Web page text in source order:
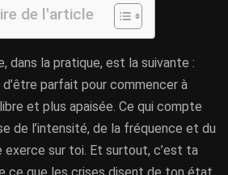
de l'article
dans la pratique, est la suivante :
d’être parfait pour commencer à
et plus apaisée. Ce qui compte
de l’intensité, de la fréquence et du
exerce sur toi. Et surtout, c’est ta